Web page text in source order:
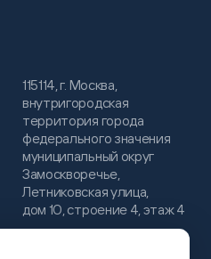
115114, г. Москва,
внутригородская
территория города
федерального значения
муниципальный округ
Замоскворечье,
Летниковская улица,
дом 10, строение 4, этаж 4